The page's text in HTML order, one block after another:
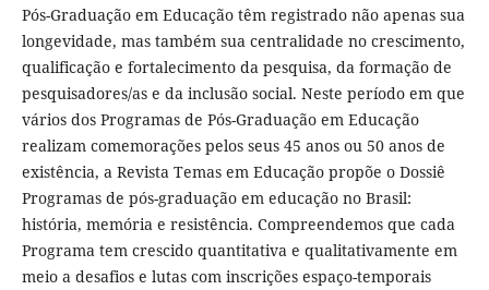
Pós-Graduação em Educação têm registrado não apenas sua
longevidade, mas também sua centralidade no crescimento,
qualificação e fortalecimento da pesquisa, da formação de
pesquisadores/as e da inclusão social. Neste período em que
vários dos Programas de Pós-Graduação em Educação
realizam comemorações pelos seus 45 anos ou 50 anos de
existência, a Revista Temas em Educação propõe o Dossiê
Programas de pós-graduação em educação no Brasil:
história, memória e resistência. Compreendemos que cada
Programa tem crescido quantitativa e qualitativamente em
meio a desafios e lutas com inscrições espaço-temporais